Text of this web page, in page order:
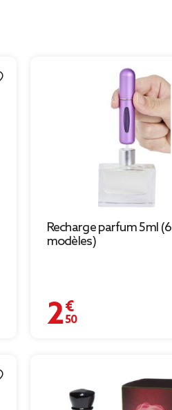
Recharge parfum 5ml (6
modèles)
2,50 €